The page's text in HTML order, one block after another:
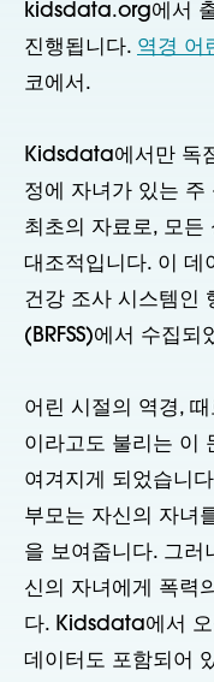
kidsdata.org에서
진행됩니다. 역경 어
코에서.
Kidsdata에서만 독
정에 자녀가 있는 주
최초의 자료로, 모든
대조적입니다. 이 데
건강 조사 시스템인
(BRFSS)에서 수집되
어린 시절의 역경,
이라고도 불리는 이
여겨지게 되었습니
부모는 자신의 자녀
을 보여줍니다. 그러
신의 자녀에게 폭력
다. Kidsdata에서
데이터도 포함되어